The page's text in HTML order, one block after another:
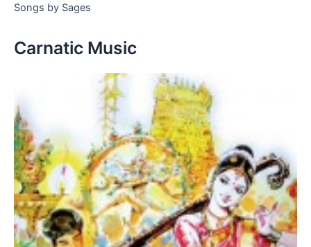
Songs by Sages
Carnatic Music